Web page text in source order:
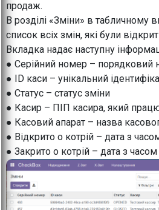
продаж.
В розділі «Зміни» в табличному
список всіх змін, які були
Вкладка надає наступну
● Серійний номер – порядковий
● ID каси – унікальний
● Статус – статус зміни
● Касир – ПІП касира, який
● Касовий апарат – назва
● Відкрито о котрій – дата з
● Закрито о котрій – дата з часом